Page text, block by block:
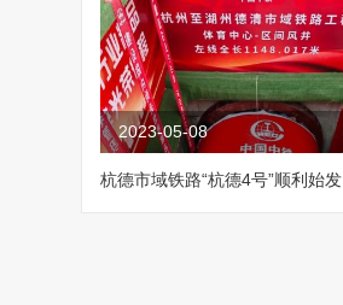
2023-05-08
杭德市域铁路“杭德4号”顺利始发